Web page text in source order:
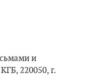
и
220050, г.